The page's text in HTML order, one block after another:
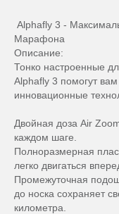
Alphafly 3 -
Марафона
Описание:
Тонко настроенные
Alphafly 3 помогут
инновационные
Двойная доза Air
каждом шаге.
Полноразмерная
легко двигаться
Промежуточная
до носка сохраняет
километра.